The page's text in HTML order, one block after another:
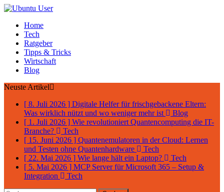
Home
Tech
Ratgeber
Tipps & Tricks
Wirtschaft
Blog
Neuste Artikel
[ 8. Juli 2026 ] Digitale Helfer für frischgebackene Eltern:
Was wirklich nützt und wo weniger mehr ist
Blog
[ 1. Juli 2026 ] Wie revolutioniert Quantencomputing die IT-
Branche?
Tech
[ 15. Juni 2026 ] Quantenemulatoren in der Cloud: Lernen
und Testen ohne Quantenhardware
Tech
[ 22. Mai 2026 ] Wie lange hält ein Laptop?
Tech
[ 5. Mai 2026 ] MCP Server für Microsoft 365 – Setup &
Integration
Tech